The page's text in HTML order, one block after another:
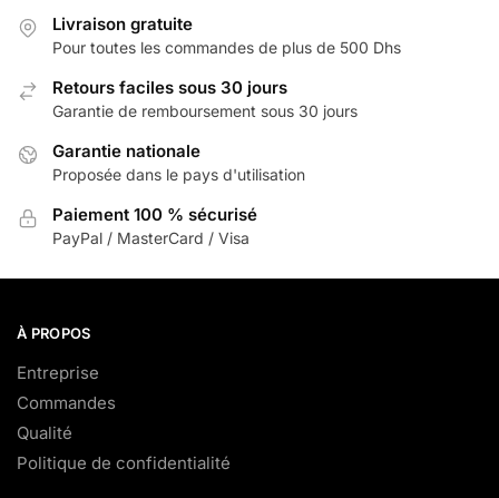
Livraison gratuite
Pour toutes les commandes de plus de 500 Dhs
Retours faciles sous 30 jours
Garantie de remboursement sous 30 jours
Garantie nationale
Proposée dans le pays d'utilisation
Paiement 100 % sécurisé
PayPal / MasterCard / Visa
À PROPOS
Entreprise
Commandes
Qualité
Politique de confidentialité